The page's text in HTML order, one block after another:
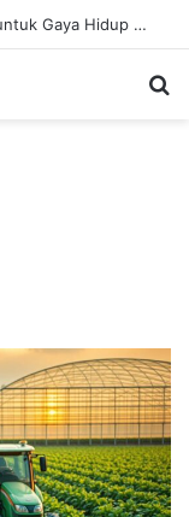
Atur Waktu Minum Air Secara Teratur untuk Gaya Hidup Sehat Sepanjang Hari